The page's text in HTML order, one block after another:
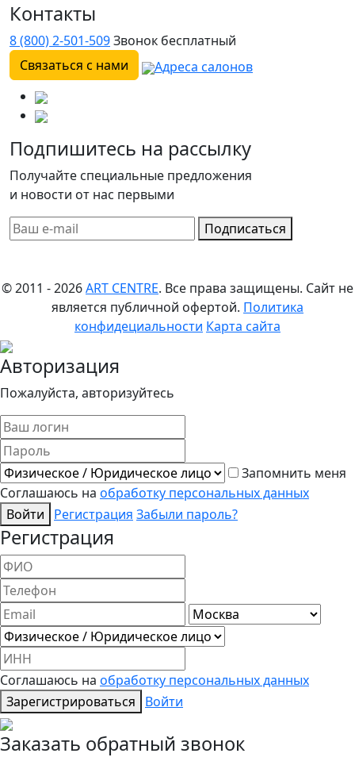
Контакты
8 (800) 2-501-509Звонок бесплатный
Связаться с нами
Адреса салонов
Подпишитесь на рассылку
Получайте специальные предложения
и новости от нас первыми
Подписаться
© 2011 - 2026ART CENTRE. Все права защищены. Сайт не
является публичной офертой. Политика
конфидециальности Карта сайта
Авторизация
Пожалуйста, авторизуйтесь
Запомнить меня
Соглашаюсь на обработку персональных данных
Войти
Регистрация Забыли пароль?
Регистрация
Соглашаюсь на обработку персональных данных
Зарегистрироваться
Войти
Заказать обратный звонок